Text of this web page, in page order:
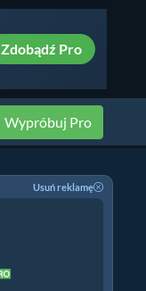
Zdobądź Pro
Wypróbuj Pro
Usuń reklamę